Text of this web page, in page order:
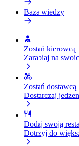
Baza wiedzy
Zostań kierowcą
Zarabiaj na
Zostań dostawcą
Dostarczaj
Dodaj swoją
Dotrzyj do